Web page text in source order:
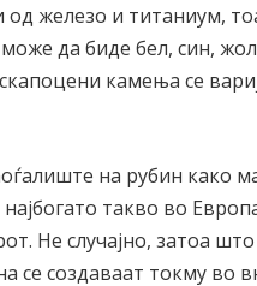
железо и титаниум,
да биде бел, син,
камења се
на рубин како
такво во
Не случајно, затоа
се создаваат токму во